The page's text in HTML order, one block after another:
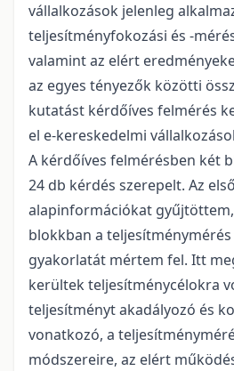
vállalkozások jelenleg
teljesítményfokozási és -
valamint az elért
az egyes tényezők közötti
kutatást kérdőíves felmérés
el e-kereskedelmi
A kérdőíves felmérésben két
24 db kérdés szerepelt. Az
alapinformációkat
blokkban a
gyakorlatát mértem fel. Itt
kerültek teljesítménycélokra
teljesítményt akadályozó és
vonatkozó, a
módszereire, az elért